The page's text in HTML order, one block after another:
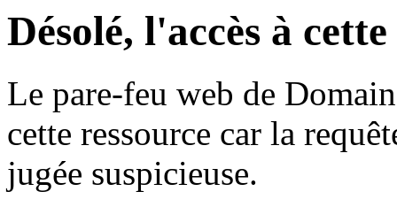
Désolé, l'accès à
Le pare-feu web de
cette ressource car la
jugée suspicieuse.